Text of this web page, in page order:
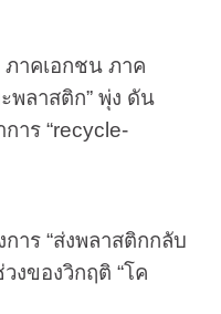
ภาคเอกชน ภาค
ะพลาสติก” พุ่ง ดัน
าร “recycle-
าร “ส่งพลาสติกกลับ
งของวิกฤติ “โค